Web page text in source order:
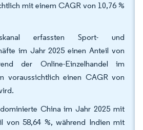
mit einem CAGR von 10,76 %
erfassten Sport- und
im Jahr 2025 einen Anteil von
der Online-Einzelhandel im
voraussichtlich einen CAGR von
China im Jahr 2025 mit
von 58,64 %, während Indien mit